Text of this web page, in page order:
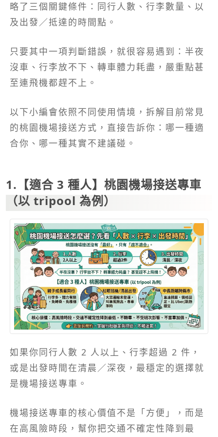
略了三個關鍵條件：同行人數、行李數量、以
及出發／抵達的時間點。
只要其中一項判斷錯誤，就很容易遇到：半夜
沒車、行李放不下、轉車體力耗盡，嚴重點甚
至連飛機都趕不上。
以下小編會依照不同使用情境，拆解目前常見
的桃園機場接送方式，直接告訴你：哪一種適
合你、哪一種其實不建議碰。
1.【適合 3 種人】桃園機場接送專車
（以 tripool 為例）
如果你同行人數 2 人以上、行李超過 2 件，
或是出發時間在清晨／深夜，最穩定的選擇就
是機場接送專車。
機場接送專車的核心價值不是「方便」，而是
在高風險時段，幫你把交通不確定性降到最